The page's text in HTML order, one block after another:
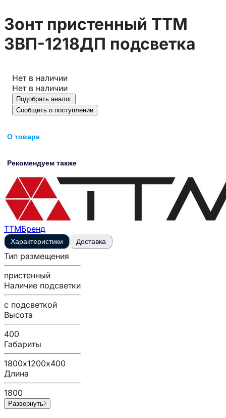
Зонт пристенный ТТМ
ЗВП-1218ДП подсветка
Нет в наличии
Нет в наличии
Подобрать аналог
Сообщить о поступлении
О товаре
Рекомендуем также
ТТМБренд
Характеристики Доставка
Тип размещения
пристенный
Наличие подсветки
с подсветкой
Высота
400
Габариты
1800х1200х400
Длина
1800
Развернуть